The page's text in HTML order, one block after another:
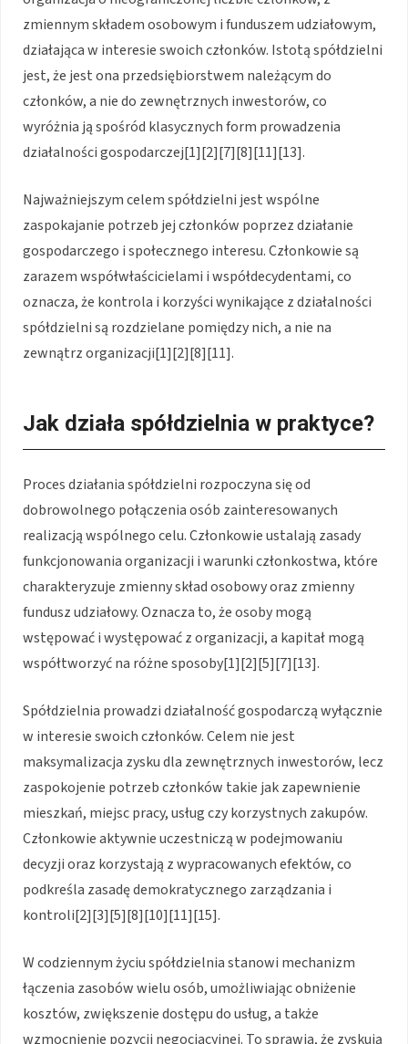
zmiennym składem osobowym i funduszem udziałowym,
działająca w interesie swoich członków. Istotą spółdzielni
jest, że jest ona przedsiębiorstwem należącym do
członków, a nie do zewnętrznych inwestorów, co
wyróżnia ją spośród klasycznych form prowadzenia
działalności gospodarczej[1][2][7][8][11][13].
Najważniejszym celem spółdzielni jest wspólne
zaspokajanie potrzeb jej członków poprzez działanie
gospodarczego i społecznego interesu. Członkowie są
zarazem współwłaścicielami i współdecydentami, co
oznacza, że kontrola i korzyści wynikające z działalności
spółdzielni są rozdzielane pomiędzy nich, a nie na
zewnątrz organizacji[1][2][8][11].
Jak działa spółdzielnia w praktyce?
Proces działania spółdzielni rozpoczyna się od
dobrowolnego połączenia osób zainteresowanych
realizacją wspólnego celu. Członkowie ustalają zasady
funkcjonowania organizacji i warunki członkostwa, które
charakteryzuje zmienny skład osobowy oraz zmienny
fundusz udziałowy. Oznacza to, że osoby mogą
wstępować i występować z organizacji, a kapitał mogą
współtworzyć na różne sposoby[1][2][5][7][13].
Spółdzielnia prowadzi działalność gospodarczą wyłącznie
w interesie swoich członków. Celem nie jest
maksymalizacja zysku dla zewnętrznych inwestorów, lecz
zaspokojenie potrzeb członków takie jak zapewnienie
mieszkań, miejsc pracy, usług czy korzystnych zakupów.
Członkowie aktywnie uczestniczą w podejmowaniu
decyzji oraz korzystają z wypracowanych efektów, co
podkreśla zasadę demokratycznego zarządzania i
kontroli[2][3][5][8][10][11][15].
W codziennym życiu spółdzielnia stanowi mechanizm
łączenia zasobów wielu osób, umożliwiając obniżenie
kosztów, zwiększenie dostępu do usług, a także
wzmocnienie pozycji negocjacyjnej. To sprawia, że zyskują